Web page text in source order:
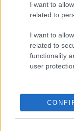
I want to
related to
I want to
related to
functionality
user
ΑΝΑΛΥΣΗ:
«Ασπίδας